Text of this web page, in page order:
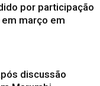
por participação
março em
discussão